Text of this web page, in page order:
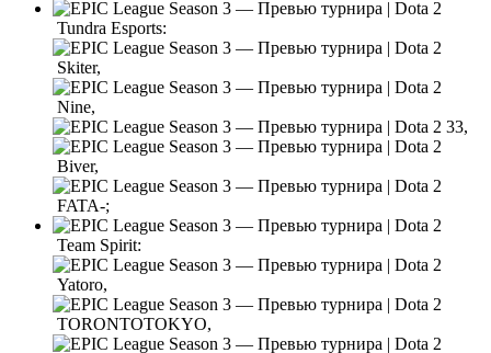
Tundra Esports:
Skiter,
Nine,
33,
Biver,
FATA-;
Team Spirit:
Yatoro,
TORONTOTOKYO,